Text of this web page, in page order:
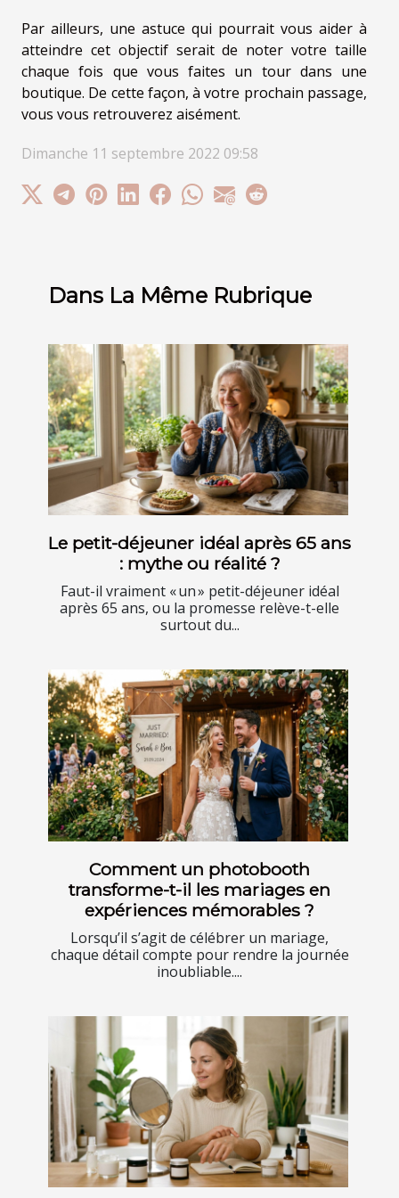
Par ailleurs, une astuce qui pourrait vous aider à
atteindre cet objectif serait de noter votre taille
chaque fois que vous faites un tour dans une
boutique. De cette façon, à votre prochain passage,
vous vous retrouverez aisément.
Dimanche 11 septembre 2022 09:58
Dans La Même Rubrique
Le petit-déjeuner idéal après 65 ans
: mythe ou réalité ?
Faut-il vraiment « un » petit-déjeuner idéal
après 65 ans, ou la promesse relève-t-elle
surtout du...
Comment un photobooth
transforme-t-il les mariages en
expériences mémorables ?
Lorsqu’il s’agit de célébrer un mariage,
chaque détail compte pour rendre la journée
inoubliable....